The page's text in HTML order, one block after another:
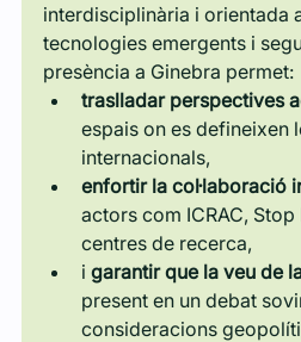
interdisciplinària i orientada
tecnologies emergents i
presència a Ginebra permet:
traslladar perspectives
espais on es defineixen
internacionals,
enfortir la col·laboració
actors com ICRAC,
centres de recerca,
i garantir que la veu de
present en un debat
consideracions